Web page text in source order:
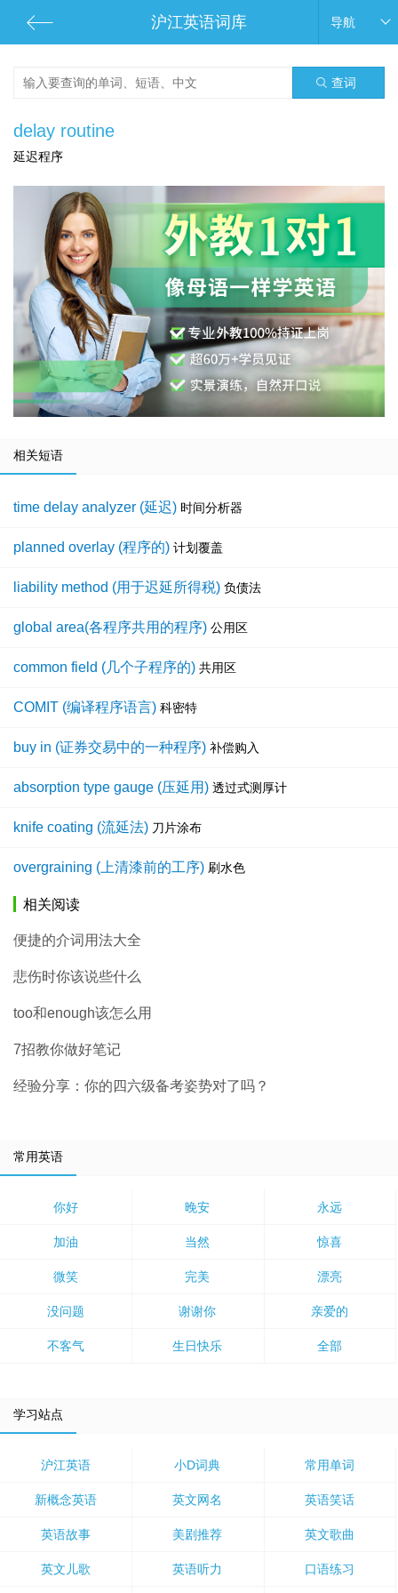
沪江英语词库 导航
查词
delay routine
延迟程序
相关短语
time delay analyzer (延迟) 时间分析器
planned overlay (程序的) 计划覆盖
liability method (用于迟延所得税) 负债法
global area(各程序共用的程序) 公用区
common field (几个子程序的) 共用区
COMIT (编译程序语言) 科密特
buy in (证券交易中的一种程序) 补偿购入
absorption type gauge (压延用) 透过式测厚计
knife coating (流延法) 刀片涂布
overgraining (上清漆前的工序) 刷水色
相关阅读
便捷的介词用法大全
悲伤时你该说些什么
too和enough该怎么用
7招教你做好笔记
经验分享：你的四六级备考姿势对了吗？
常用英语
你好 晚安 永远
加油 当然 惊喜
微笑 完美 漂亮
没问题 谢谢你 亲爱的
不客气 生日快乐 全部
学习站点
沪江英语 小D词典 常用单词
新概念英语 英文网名 英语笑话
英语故事 美剧推荐 英文歌曲
英文儿歌 英语听力 口语练习